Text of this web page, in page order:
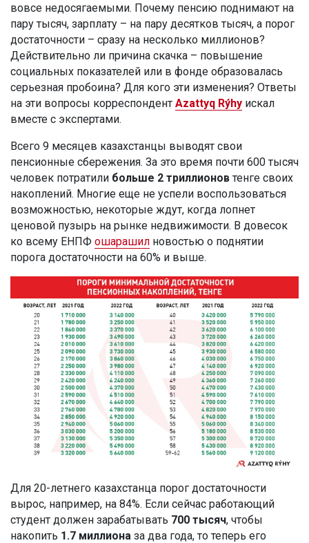
вовсе недосягаемыми. Почему пенсию поднимают на
пару тысяч, зарплату – на пару десятков тысяч, а порог
достаточности – сразу на несколько миллионов?
Действительно ли причина скачка – повышение
социальных показателей или в фонде образовалась
серьезная пробоина? Для кого эти изменения? Ответы
на эти вопросы корреспондент Azattyq Rýhy искал
вместе с экспертами.
Всего 9 месяцев казахстанцы выводят свои
пенсионные сбережения. За это время почти 600 тысяч
человек потратили больше 2 триллионов тенге своих
накоплений. Многие еще не успели воспользоваться
возможностью, некоторые ждут, когда лопнет
ценовой пузырь на рынке недвижимости. В довесок
ко всему ЕНПФ ошарашил новостью о поднятии
порога достаточности на 60% и выше.
Для 20-летнего казахстанца порог достаточности
вырос, например, на 84%. Если сейчас работающий
студент должен зарабатывать 700 тысяч, чтобы
накопить 1.7 миллиона за два года, то теперь его